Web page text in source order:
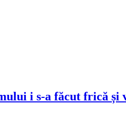
i s-a făcut frică și